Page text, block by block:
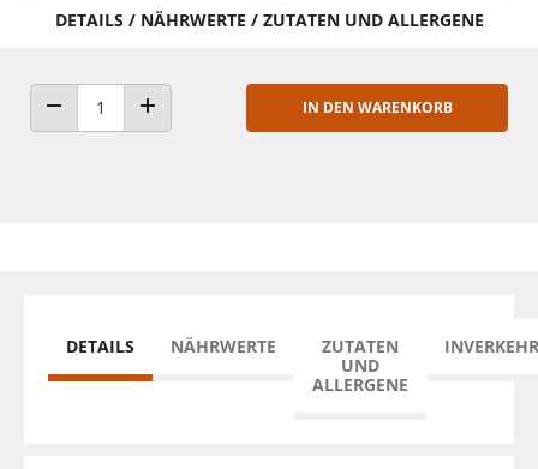
DETAILS / NÄHRWERTE / ZUTATEN UND ALLERGENE
ANZAHL VERRINGERNANZAHL ERHÖHEN
IN DEN WARENKORB
DETAILS NÄHRWERTE
ZUTATEN
UND
ALLERGENE